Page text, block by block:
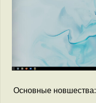
Основные новшества: